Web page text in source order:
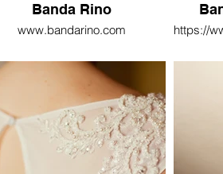
Banda Rino
www.bandarino.com https://